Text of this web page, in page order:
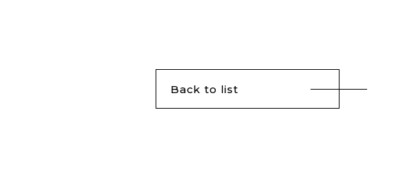
Back to list